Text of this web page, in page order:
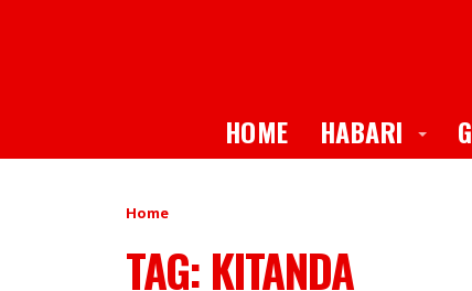
HOME HABARI
Home
TAG: KITANDA